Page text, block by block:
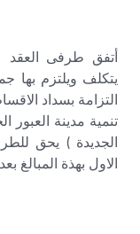
أتفق طرفى العقد
يتكلف ويلتزم بها
التزامة بسداد
تنمية مدينة العبور
الجديدة ) يحق
الاول بهذة المبالغ